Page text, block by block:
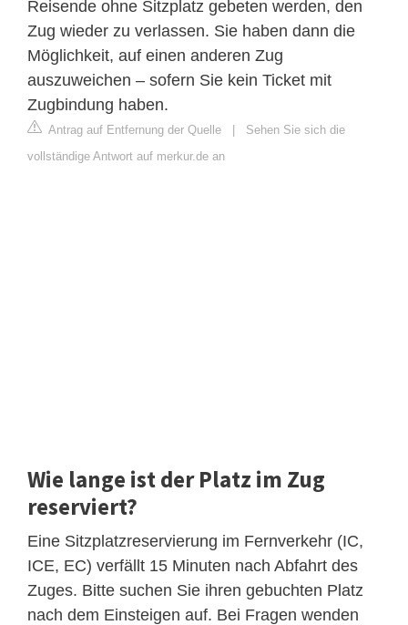
Reisende ohne Sitzplatz gebeten werden, den
Zug wieder zu verlassen. Sie haben dann die
Möglichkeit, auf einen anderen Zug
auszuweichen – sofern Sie kein Ticket mit
Zugbindung haben.
Antrag auf Entfernung der Quelle | Sehen Sie sich die
vollständige Antwort auf merkur.de an
Wie lange ist der Platz im Zug
reserviert?
Eine Sitzplatzreservierung im Fernverkehr (IC,
ICE, EC) verfällt 15 Minuten nach Abfahrt des
Zuges. Bitte suchen Sie ihren gebuchten Platz
nach dem Einsteigen auf. Bei Fragen wenden